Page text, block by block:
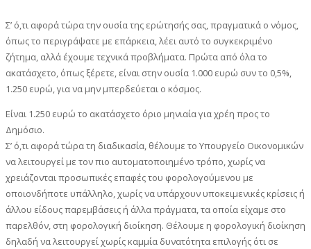
Σ’ ό,τι αφορά τώρα την ουσία της ερώτησής σας, πραγματικά ο νόμος,
όπως το περιγράψατε με επάρκεια, λέει αυτό το συγκεκριμένο
ζήτημα, αλλά έχουμε τεχνικά προβλήματα. Πρώτα από όλα το
ακατάσχετο, όπως ξέρετε, είναι στην ουσία 1.000 ευρώ συν το 0,5%,
1.250 ευρώ, για να μην μπερδεύεται ο κόσμος.
Είναι 1.250 ευρώ το ακατάσχετο όριο μηνιαία για χρέη προς το
Δημόσιο.
Σ’ ό,τι αφορά τώρα τη διαδικασία, θέλουμε το Υπουργείο Οικονομικών
να λειτουργεί με τον πιο αυτοματοποιημένο τρόπο, χωρίς να
χρειάζονται προσωπικές επαφές του φορολογούμενου με
οποιονδήποτε υπάλληλο, χωρίς να υπάρχουν υποκειμενικές κρίσεις ή
άλλου είδους παρεμβάσεις ή άλλα πράγματα, τα οποία είχαμε στο
παρελθόν, στη φορολογική διοίκηση. Θέλουμε η φορολογική διοίκηση
δηλαδή να λειτουργεί χωρίς καμμία δυνατότητα επιλογής ότι σε